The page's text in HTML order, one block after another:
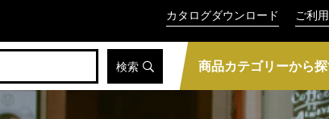
カタログダウンロード ご利
検索 商品カテゴリーから